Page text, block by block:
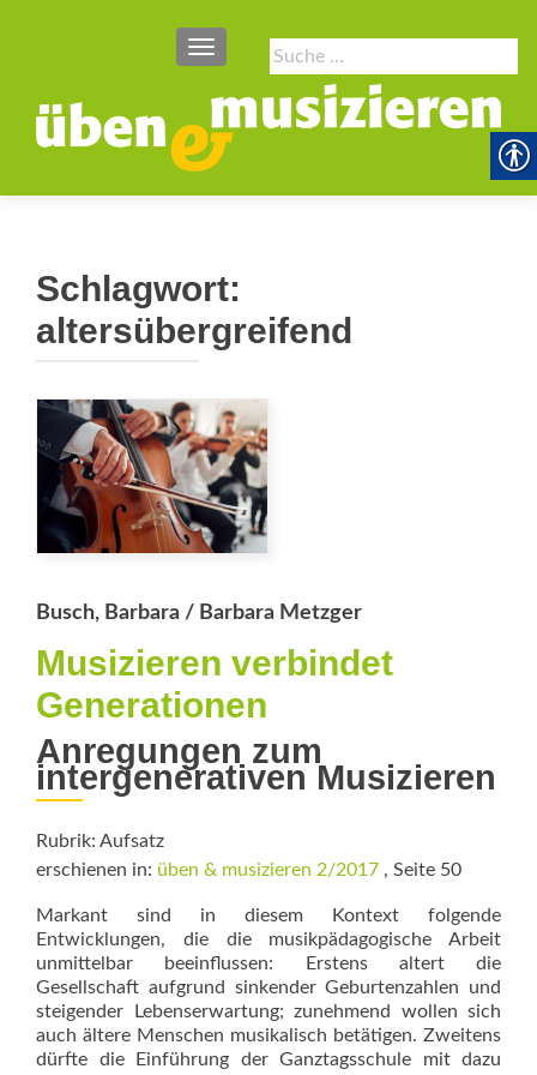
Suche
nach:
SCHALTE NAVIGATION
Schlagwort:
altersübergreifend
Busch, Barbara / Barbara Metzger
Musizieren verbindet
Generationen
Anregungen zum
intergenerativen Musizieren
Rubrik: Aufsatz
erschienen in: üben & musizieren 2/2017 , Seite 50
Markant sind in diesem Kontext folgende
Entwicklungen, die die musikpädagogische Arbeit
unmittelbar beeinflussen: Erstens altert die
Gesellschaft aufgrund sinkender Geburtenzahlen und
steigender Lebenserwartung; zunehmend wollen sich
auch ältere Menschen musikalisch betätigen. Zweitens
dürfte die Einführung der Ganztagsschule mit dazu